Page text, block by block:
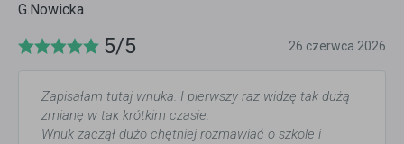
G.Nowicka
5/5 26 czerwca 2026
Zapisałam tutaj wnuka. I pierwszy raz widzę tak dużą
zmianę w tak krótkim czasie.
Wnuk zaczął dużo chętniej rozmawiać o szkole i